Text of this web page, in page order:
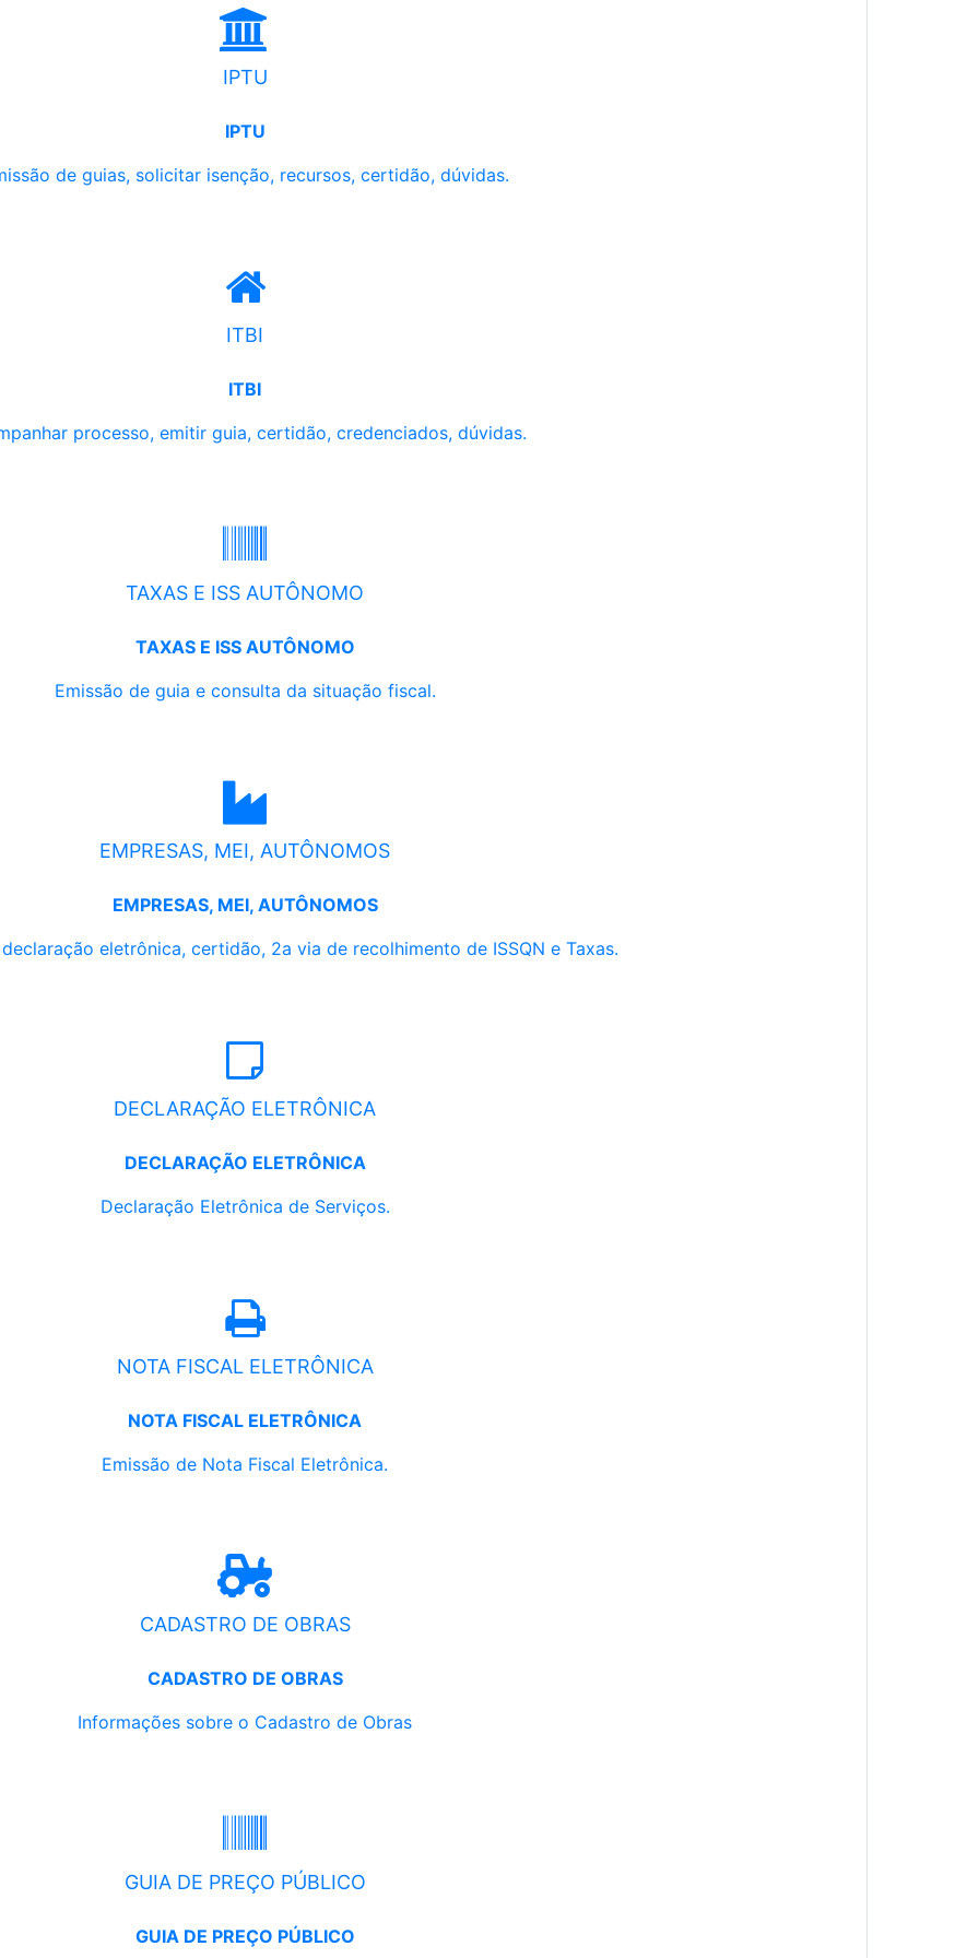
IPTU
IPTU
de guias, solicitar isenção, recursos, certidão, dúvidas.
ITBI
ITBI
processo, emitir guia, certidão, credenciados, dúvidas.
TAXAS E ISS AUTÔNOMO
TAXAS E ISS AUTÔNOMO
Emissão de guia e consulta da situação fiscal.
EMPRESAS, MEI, AUTÔNOMOS
EMPRESAS, MEI, AUTÔNOMOS
eletrônica, certidão, 2a via de recolhimento de ISSQN e Taxas.
DECLARAÇÃO ELETRÔNICA
DECLARAÇÃO ELETRÔNICA
Declaração Eletrônica de Serviços.
NOTA FISCAL ELETRÔNICA
NOTA FISCAL ELETRÔNICA
Emissão de Nota Fiscal Eletrônica.
CADASTRO DE OBRAS
CADASTRO DE OBRAS
Informações sobre o Cadastro de Obras
GUIA DE PREÇO PÚBLICO
GUIA DE PREÇO PÚBLICO